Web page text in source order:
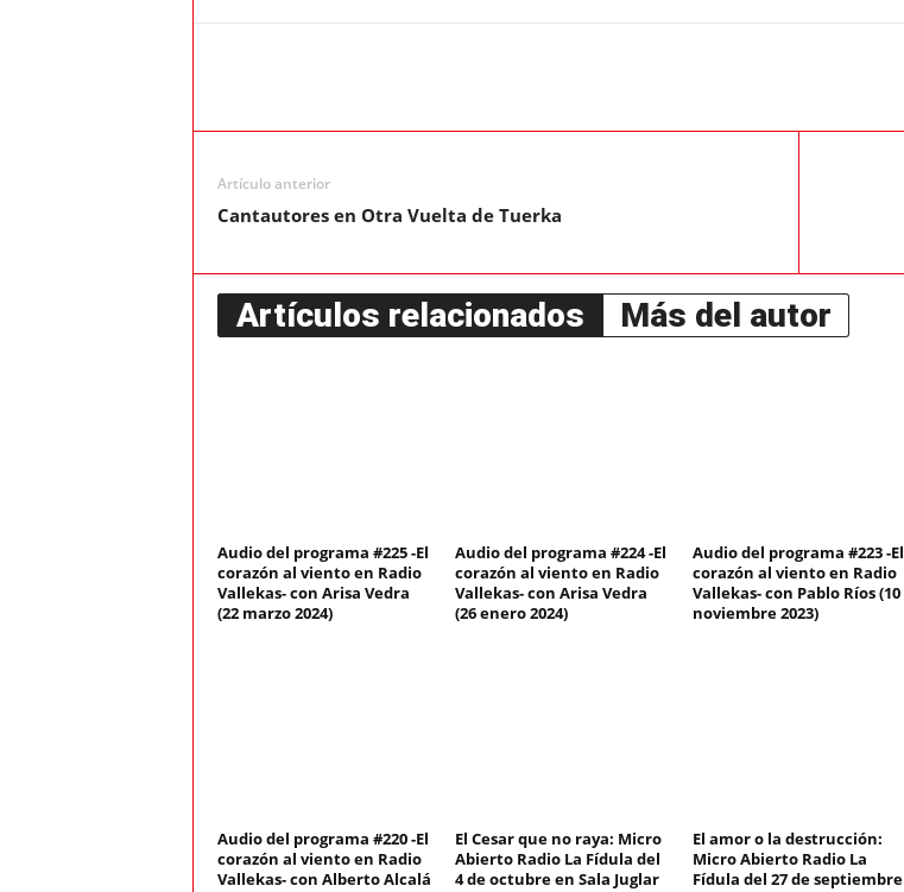
Artículo anterior
Cantautores en Otra Vuelta de Tuerka
Artículos relacionados Más del autor
Audio del programa #225 -El
corazón al viento en Radio
Vallekas- con Arisa Vedra
(22 marzo 2024)
Audio del programa #224 -El
corazón al viento en Radio
Vallekas- con Arisa Vedra
(26 enero 2024)
Audio del programa #223 -El
corazón al viento en Radio
Vallekas- con Pablo Ríos (10
noviembre 2023)
Audio del programa #220 -El
corazón al viento en Radio
Vallekas- con Alberto Alcalá
El Cesar que no raya: Micro
Abierto Radio La Fídula del
4 de octubre en Sala Juglar
El amor o la destrucción:
Micro Abierto Radio La
Fídula del 27 de septiembre